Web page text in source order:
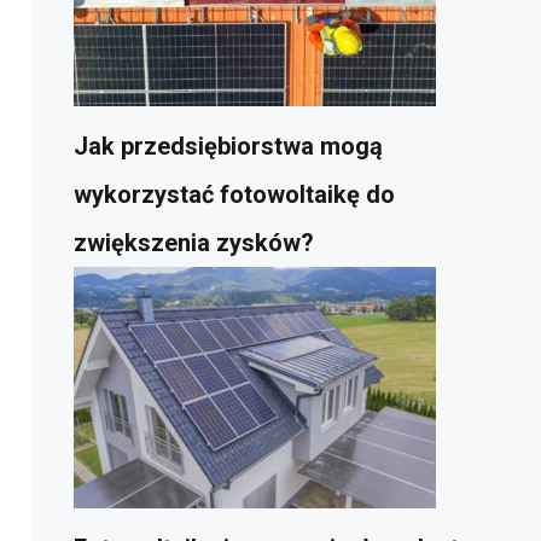
Jak przedsiębiorstwa mogą
wykorzystać fotowoltaikę do
zwiększenia zysków?